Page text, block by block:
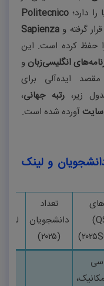
دارد؛ Politecnico
قرار گرفته و Sapienza
حفظ کرده است. این
انگلیسی‌زبان و
ایده‌آلی برای
زیر، رتبه جهانی،
آورده شده است.
و لینک
۲۰۲۵)
تعداد
دانشجویان
(۲۰۲۵)